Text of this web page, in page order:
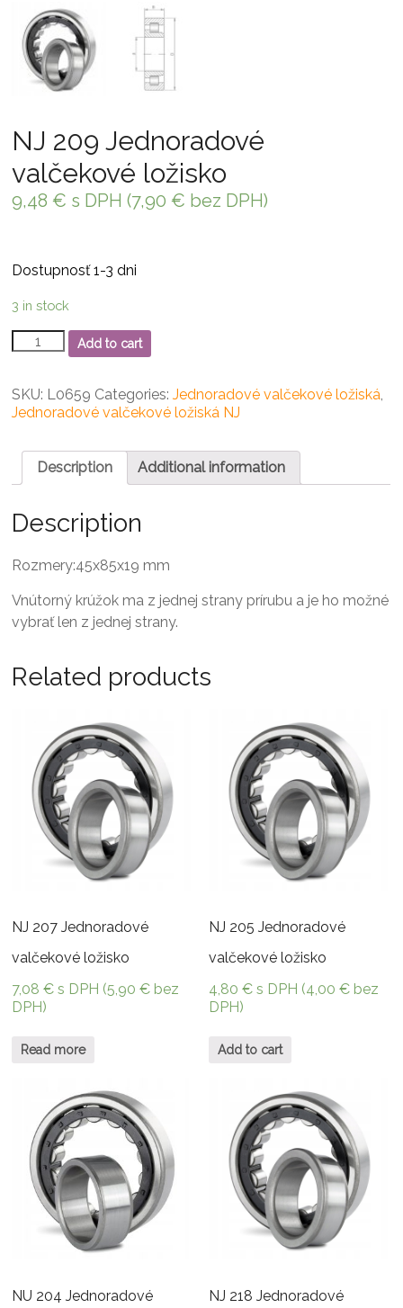
NJ 209 Jednoradové
valčekové ložisko
9,48 € s DPH (7,90 € bez DPH)
Dostupnosť 1-3 dni
3 in stock
209
valčekové
ložisko
Add to cart
SKU: L0659 Categories:Jednoradové valčekové ložiská,
Jednoradové valčekové ložiská NJ
Description Additional information
Description
Rozmery:45x85x19 mm
Vnútorný krúžok ma z jednej strany prírubu a je ho možné
vybrať len z jednej strany.
Related products
NJ 207 Jednoradové
valčekové ložisko
7,08€ s DPH (5,90€ bez
DPH)
Read more
NJ 205 Jednoradové
valčekové ložisko
4,80€ s DPH (4,00€ bez
DPH)
Add to cart
NU 204 Jednoradové NJ 218 Jednoradové